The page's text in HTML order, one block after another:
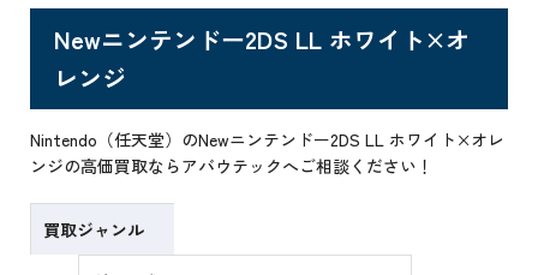
Newニンテンドー2DS LL ホワイト×オ
レンジ
Nintendo（任天堂）のNewニンテンドー2DS LL ホワイト×オレ
ンジの高価買取ならアバウテックへご相談ください！
買取ジャンル